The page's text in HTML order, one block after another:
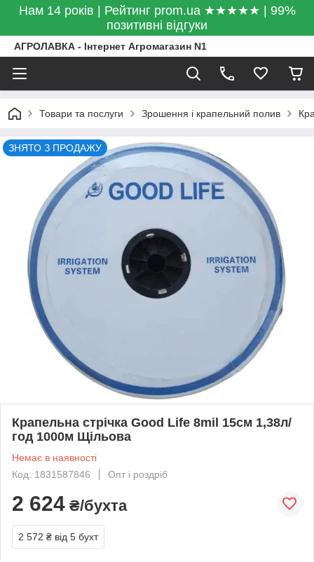
Нам 14 років | Рейтинг prom.ua ★★★★★ | 99%
позитивні відгуки
АГРОЛАВКА - Інтернет Агромагазин N1
Товари та послуги Зрошення і крапельний полив
ЗНЯТО З ПРОДАЖУ
Крапельна стрічка Good Life 8mil 15см 1,38л/
год 1000м Щільова
Немає в наявності
Код: 1831587846
Опт і роздріб
2 624 ₴/бухта
2 572 ₴ від 5 бухт